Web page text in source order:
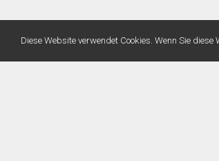
Diese Website verwendet Cookies. Wenn Sie